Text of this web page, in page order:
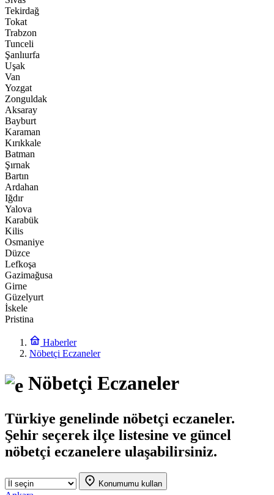
Tekirdağ
Tokat
Trabzon
Tunceli
Şanlıurfa
Uşak
Van
Yozgat
Zonguldak
Aksaray
Bayburt
Karaman
Kırıkkale
Batman
Şırnak
Bartın
Ardahan
Iğdır
Yalova
Karabük
Kilis
Osmaniye
Düzce
Lefkoşa
Gazimağusa
Girne
Güzelyurt
İskele
Pristina
Haberler
Nöbetçi Eczaneler
Nöbetçi Eczaneler
Türkiye genelinde nöbetçi eczaneler.
Şehir seçerek ilçe listesine ve güncel
nöbetçi eczanelere ulaşabilirsiniz.
Konumumu kullan